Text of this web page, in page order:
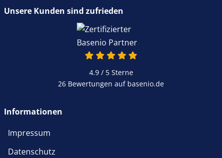
Unsere Kunden sind zufrieden
4.9 / 5Sterne
26 Bewertungen auf basenio.de
Informationen
Impressum
Datenschutz